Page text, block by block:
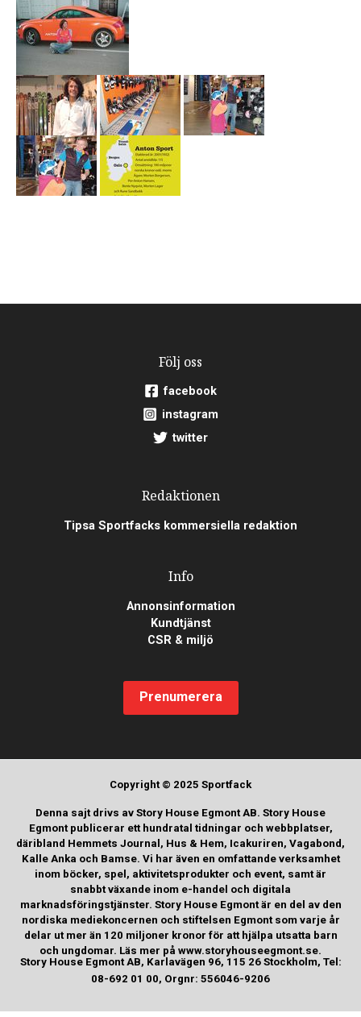
Följ oss
facebook
instagram
twitter
Redaktionen
Tipsa Sportfacks kommersiella redaktion
Info
Annonsinformation
Kundtjänst
CSR & miljö
Prenumerera
Copyright © 2025 Sportfack
Denna sajt drivs av Story House Egmont AB. Story House
Egmont publicerar ett hundratal tidningar och webbplatser,
däribland Hemmets Journal, Hus & Hem, Icakuriren, Vagabond,
Kalle Anka och Bamse. Vi har även en omfattande verksamhet
inom böcker, spel, aktivitetsprodukter och event, samt är
snabbt växande inom e-handel och digitala
marknadsföringstjänster. Story House Egmont är en del av den
nordiska mediekoncernen och stiftelsen Egmont som varje år
delar ut mer än 120 miljoner kronor för att hjälpa utsatta barn
och ungdomar. Läs mer på www.storyhouseegmont.se.
Story House Egmont AB, Karlavägen 96, 115 26 Stockholm, Tel:
08-692 01 00, Orgnr: 556046-9206